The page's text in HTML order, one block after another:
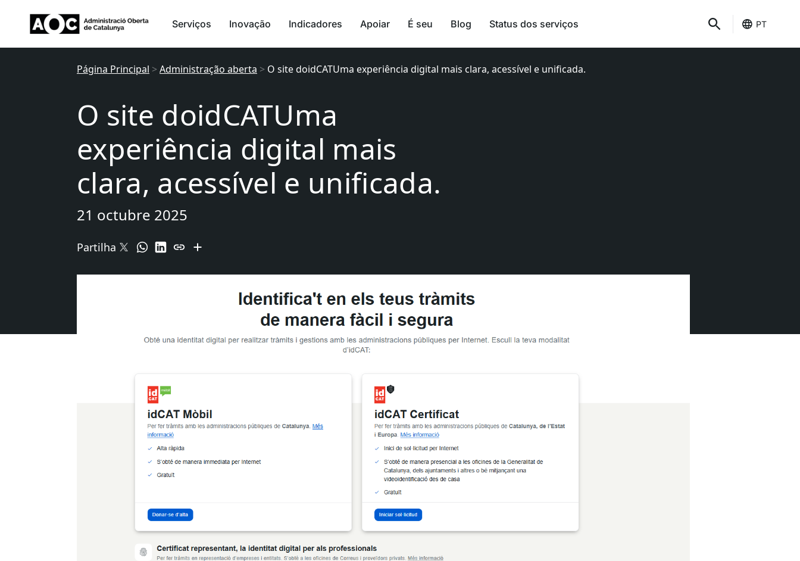
Serviços Inovação Indicadores Apoiar É seu Blog Status dos serviços PT
Página Principal >Administração aberta > O site doidCATUma experiência digital mais clara, acessível e unificada.
O site doidCATUma
experiência digital mais
clara, acessível e unificada.
21 octubre 2025
Partilha